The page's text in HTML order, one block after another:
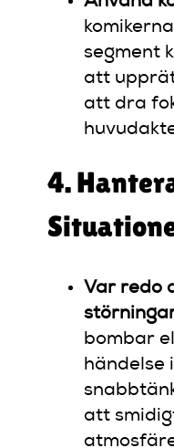
segment
att
att dra
4.
Var redo
bombar
händelse
att